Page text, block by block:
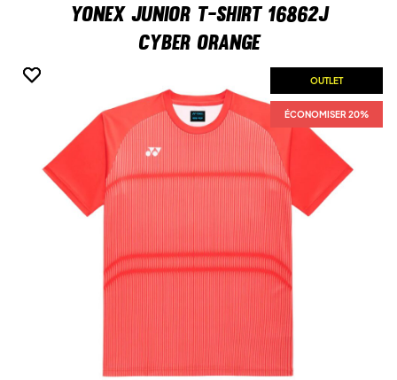
Yonex Junior T-shirt 16862J
Cyber Orange
OUTLET
ÉCONOMISER 20%
OUTLET
ÉCONOMISER 20%